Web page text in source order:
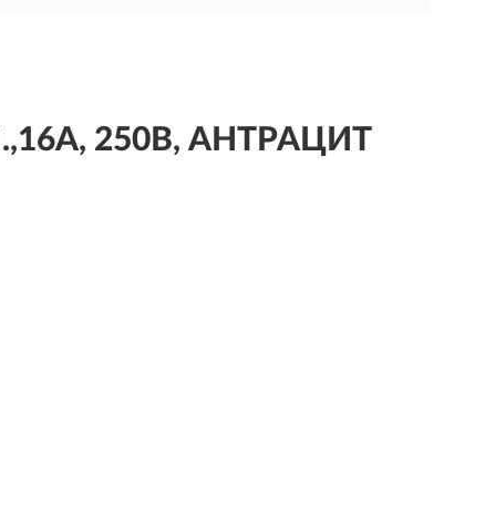
250В, АНТРАЦИТ